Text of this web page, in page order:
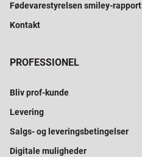
Fødevarestyrelsen smiley-rapport
Kontakt
PROFESSIONEL
Bliv prof-kunde
Levering
Salgs- og leveringsbetingelser
Digitale muligheder